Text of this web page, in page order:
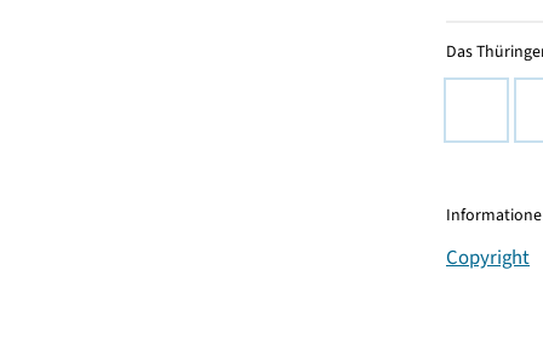
Das
Copyright